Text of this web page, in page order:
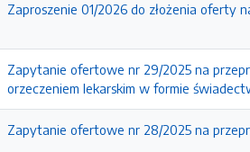
Zaproszenie 01/2026 do złożenia oferty
Zapytanie ofertowe nr 29/2025 na
orzeczeniem lekarskim w formie
Zapytanie ofertowe nr 28/2025 na